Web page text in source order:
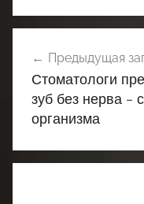
по
записям
Предыдущая
Стоматологи
зуб без нерва –
организма